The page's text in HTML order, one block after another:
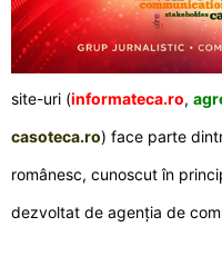
site-uri (informateca.ro,
casoteca.ro) face parte
românesc, cunoscut în
dezvoltat de agenția de